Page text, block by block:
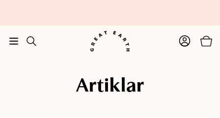
Tillagd i varukorgen
Artiklar